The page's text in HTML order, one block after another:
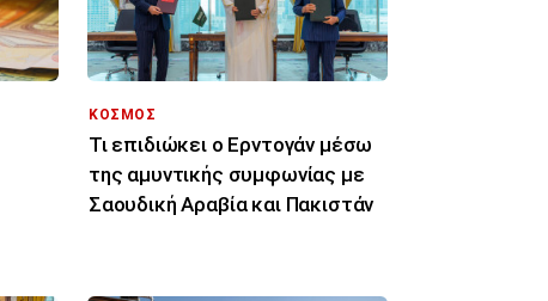
ΚΟΣΜΟΣ
Τι επιδιώκει ο Ερντογάν μέσω
της αμυντικής συμφωνίας με
Σαουδική Αραβία και Πακιστάν